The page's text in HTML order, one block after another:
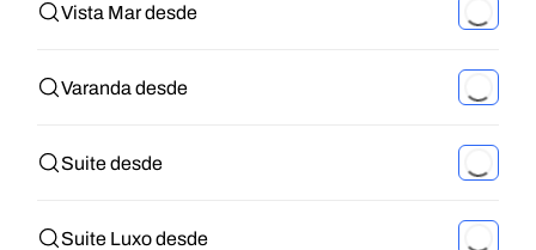
Vista Mar desde
Varanda desde
Suite desde
Suite Luxo desde